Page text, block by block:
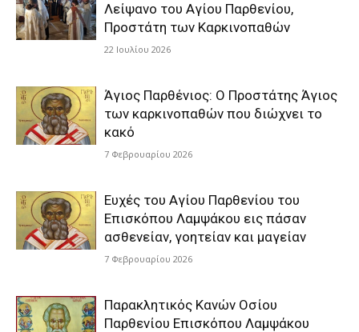
Λείψανο του Αγίου Παρθενίου,
Προστάτη των Καρκινοπαθών
22 Ιουλίου 2026
Άγιος Παρθένιος: Ο Προστάτης Άγιος
των καρκινοπαθών που διώχνει το
κακό
7 Φεβρουαρίου 2026
Ευχές του Αγίου Παρθενίου του
Επισκόπου Λαμψάκου εις πάσαν
ασθενείαν, γοητείαν και μαγείαν
7 Φεβρουαρίου 2026
Παρακλητικός Κανών Οσίου
Παρθενίου Επισκόπου Λαμψάκου